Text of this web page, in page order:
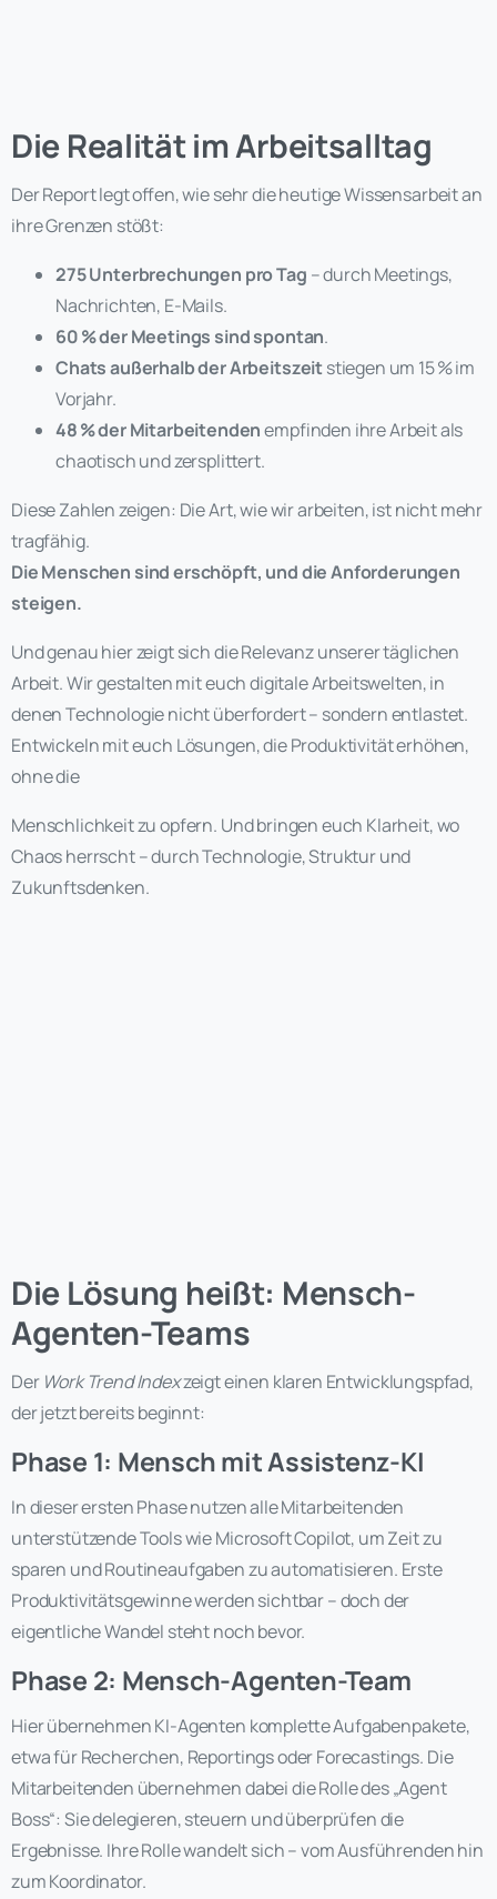
Die Realität im Arbeitsalltag
Der Report legt offen, wie sehr die heutige Wissensarbeit an
ihre Grenzen stößt:
275 Unterbrechungen pro Tag – durch Meetings,
Nachrichten, E-Mails.
60% der Meetings sind spontan.
Chats außerhalb der Arbeitszeitstiegen um 15 % im
Vorjahr.
48% der Mitarbeitendenempfinden ihre Arbeit als
chaotisch und zersplittert.
Diese Zahlen zeigen: Die Art, wie wir arbeiten, ist nicht mehr
tragfähig.
Die Menschen sind erschöpft, und die Anforderungen
steigen.
Und genau hier zeigt sich die Relevanz unserer täglichen
Arbeit. Wir gestalten mit euch digitale Arbeitswelten, in
denen Technologie nicht überfordert – sondern entlastet.
Entwickeln mit euch Lösungen, die Produktivität erhöhen,
ohne die
Menschlichkeit zu opfern. Und bringen euch Klarheit, wo
Chaos herrscht – durch Technologie, Struktur und
Zukunftsdenken.
Die Lösung heißt: Mensch-
Agenten-Teams
Der Work Trend Indexzeigt einen klaren Entwicklungspfad,
der jetzt bereits beginnt:
Phase 1: Mensch mit Assistenz-KI
In dieser ersten Phase nutzen alle Mitarbeitenden
unterstützende Tools wie Microsoft Copilot, um Zeit zu
sparen und Routineaufgaben zu automatisieren. Erste
Produktivitätsgewinne werden sichtbar – doch der
eigentliche Wandel steht noch bevor.
Phase 2: Mensch-Agenten-Team
Hier übernehmen KI-Agenten komplette Aufgabenpakete,
etwa für Recherchen, Reportings oder Forecastings. Die
Mitarbeitenden übernehmen dabei die Rolle des „Agent
Boss“: Sie delegieren, steuern und überprüfen die
Ergebnisse. Ihre Rolle wandelt sich – vom Ausführenden hin
zum Koordinator.